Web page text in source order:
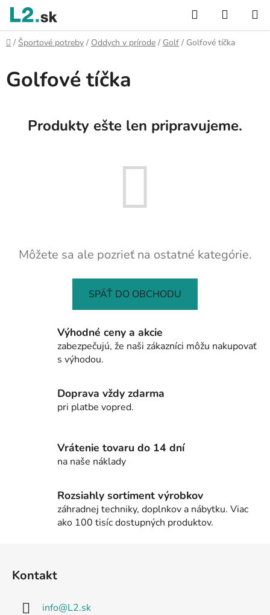
Prejsť
obsah
Hľadať
KOŠÍK
Domov
/ Športové potreby / Oddych v prírode / Golf / Golfové tíčka
Golfové tíčka
Produkty ešte len pripravujeme.
Môžete sa ale pozrieť na ostatné kategórie.
SPÄŤ DO OBCHODU
Výhodné ceny a akcie
zabezpečujú, že naši zákazníci môžu nakupovať
s výhodou.
Doprava vždy zdarma
pri platbe vopred.
Vrátenie tovaru do 14 dní
na naše náklady
Rozsiahly sortiment výrobkov
záhradnej techniky, doplnkov a nábytku. Viac
ako 100 tisíc dostupných produktov.
Kontakt
info@L2.sk